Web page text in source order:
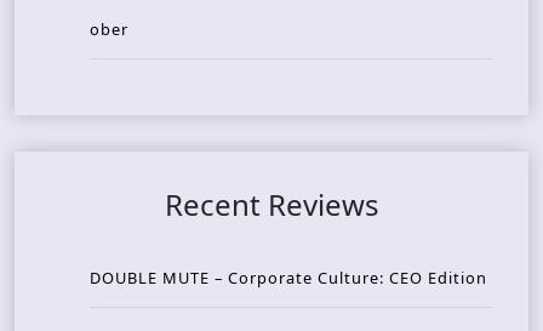
ober
Recent Reviews
DOUBLE MUTE – Corporate Culture: CEO Edition